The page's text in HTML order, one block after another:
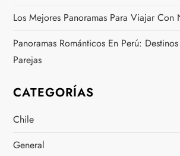
Los Mejores Panoramas Para Viajar Con
Panoramas Románticos En Perú:
Parejas
CATEGORÍAS
Chile
General